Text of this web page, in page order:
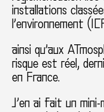
installations
l’environnement
ainsi qu’aux
risque est réel,
en France.
J’en ai fait un